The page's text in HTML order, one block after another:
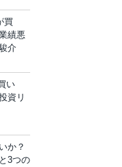
買
績悪
介
い
資リ
か？
3つの